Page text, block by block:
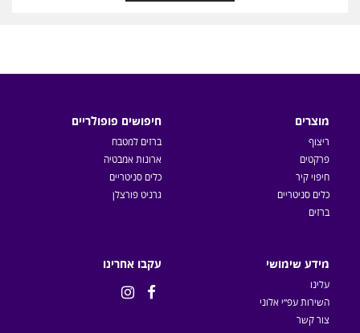
מוצרים
ריצוף
פרקטים
חיפוי קיר
כלים סניטריים
ברזים
חיפושים פופולריים
ברזים למטבח
ארונות אמבטיה
כלים סניטריים
גרניט פורצלן
מידע שימושי
עלינו
השירות עפ״י אלוני
צור קשר
עקבו אחרינו

